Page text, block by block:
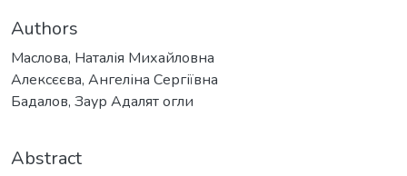
Authors
Маслова, Наталія Михайловна
Алексєєва, Ангеліна Сергіївна
Бадалов, Заур Адалят огли
Abstract